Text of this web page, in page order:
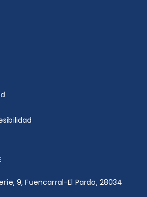
9, Fuencarral-El Pardo, 28034